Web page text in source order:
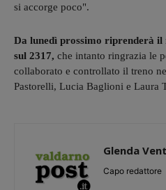
si accorge poco".
Da lunedì prossimo riprenderà
sul 2317, che intanto ringrazia le
collaborato e controllato il treno
Pastorelli, Lucia Baglioni e Laura
Glenda
Capo redattore